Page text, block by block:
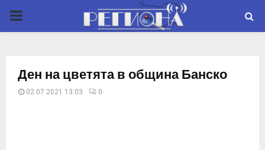
P
Ден на цветята в община Банско
02.07.2021 13:03 0